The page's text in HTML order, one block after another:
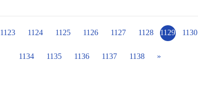
1123 1124 1125 1126 1127 1128 1129 1130
1134 1135 1136 1137 1138 »